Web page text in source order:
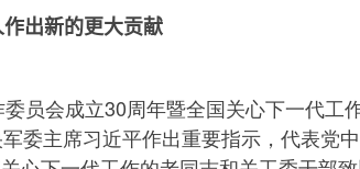
出新的更大贡献
员会成立30周年暨全国关心下一代工
委主席习近平作出重要指示，代表党